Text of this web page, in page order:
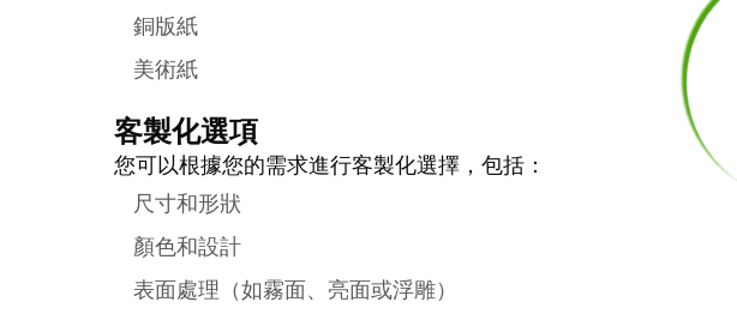
銅版紙
美術紙
客製化選項
您可以根據您的需求進行客製化選擇，包括：
尺寸和形狀
顏色和設計
表面處理（如霧面、亮面或浮雕）